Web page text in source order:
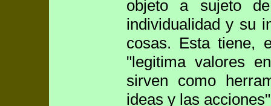
objeto a sujeto
individualidad y su
cosas. Esta tiene,
"legitima valores
sirven como
ideas y las